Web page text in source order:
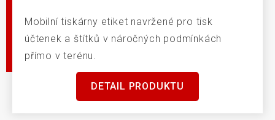
Mobilní tiskárny etiket navržené pro tisk
účtenek a štítků v náročných podmínkách
přímo v terénu.
DETAIL PRODUKTU